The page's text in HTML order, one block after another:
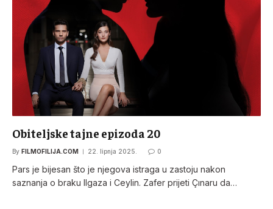
Obiteljske tajne epizoda 20
By FILMOFILIJA.COM 22. lipnja 2025. 0
Pars je bijesan što je njegova istraga u zastoju nakon
saznanja o braku Ilgaza i Ceylin. Zafer prijeti Çınaru da…